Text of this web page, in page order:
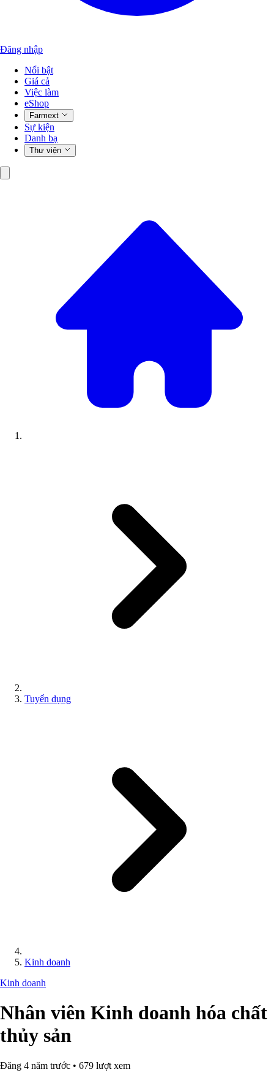
Đăng nhập
Nổi bật
Giá cả
Việc làm
eShop
Farmext
Sự kiện
Danh bạ
Thư viện
Tuyển dụng
Kinh doanh
Kinh doanh
Nhân viên Kinh doanh hóa chất
thủy sản
Đăng 4 năm trước • 679 lượt xem